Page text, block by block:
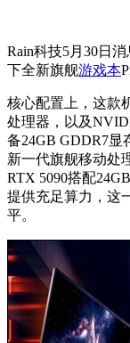
Rain科技5月30日
下全新旗舰游戏本
核心配置上，这款
处理器，以及
备24GB GDDR7显
新一代旗舰移动处
RTX 5090搭配
提供充足算力，这
平。